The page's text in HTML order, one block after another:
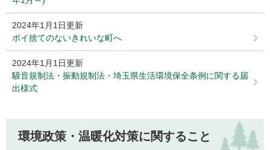
2024年1月1日更新
ポイ捨てのないきれいな町へ
2024年1月1日更新
騒音規制法・振動規制法・埼玉県生活環境保全条例に関する届
出様式
環境政策・温暖化対策に関すること